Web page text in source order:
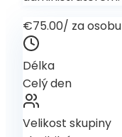
€75.00/ za osobu
Délka
Celý den
Velikost skupiny